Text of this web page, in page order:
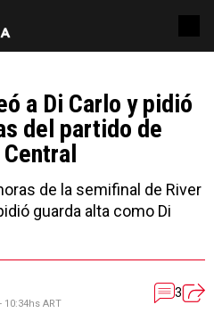
a Di Carlo y pidió
del partido de
de la semifinal de River
guarda alta como Di
10:34hs ART
3